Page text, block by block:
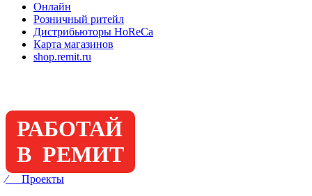
Онлайн
Розничный ритейл
Дистрибьюторы HoReCa
Карта магазинов
shop.remit.ru
РАБОТАЙ
В РЕМИТ
⁄ Проекты